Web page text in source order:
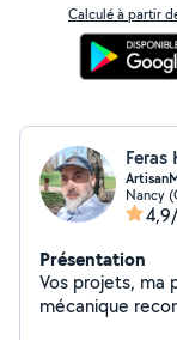
Calculé à partir
Feras
Nancy
Présentation
Vos projets, ma
mécanique